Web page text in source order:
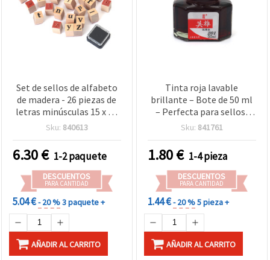
Set de sellos de alfabeto
de madera - 26 piezas de
letras minúsculas 15 x 24
mm con almohadilla de
Sku: 840613
6.30€ 1-2 paquete
DESCUENTOS
PARA CANTIDAD
5.04 €- 20 %3 paquete +
AÑADIR AL CARRITO
Tinta roja lavable
brillante – Bote de 50 ml
– Perfecta para sellos,
manualidades creativas y
Sku: 841761
1.80€ 1-4 pieza
DESCUENTOS
PARA CANTIDAD
1.44 €- 20 %5 pieza +
AÑADIR AL CARRITO